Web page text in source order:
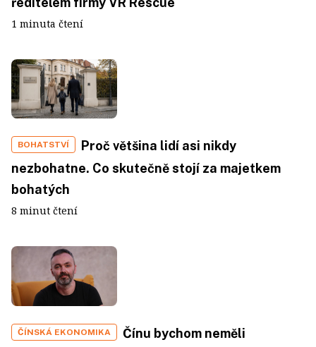
1 minuta čtení
BOHATSTVÍ
Proč většina lidí asi nikdy
nezbohatne. Co skutečně stojí za majetkem
bohatých
8 minut čtení
ČÍNSKÁ EKONOMIKA
Čínu bychom neměli